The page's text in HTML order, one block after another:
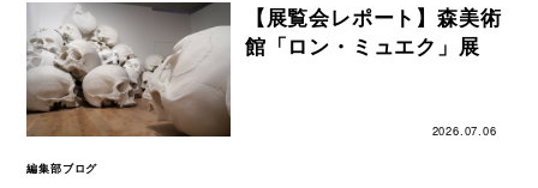
【展覧会レポート】森美術
館「ロン・ミュエク」展
2026.07.06
編集部ブログ